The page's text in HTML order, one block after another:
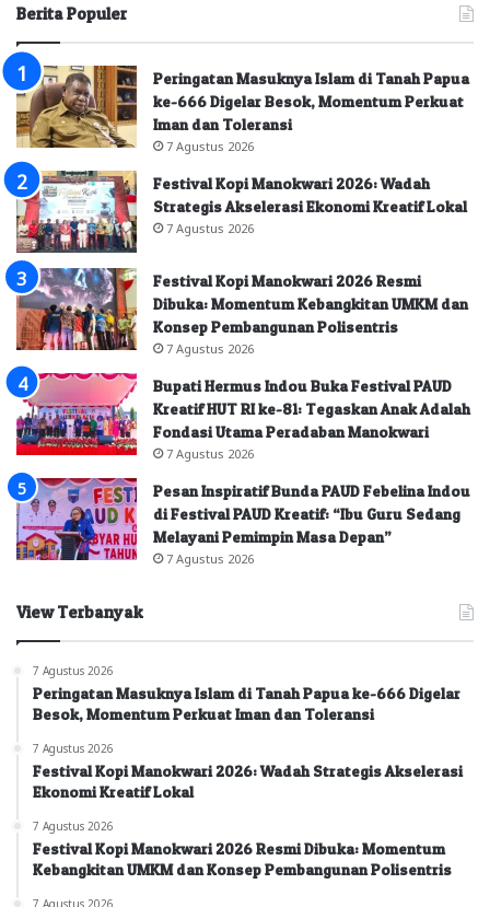
Berita Populer
Peringatan Masuknya Islam di Tanah Papua
ke-666 Digelar Besok, Momentum Perkuat
Iman dan Toleransi
7 Agustus 2026
Festival Kopi Manokwari 2026: Wadah
Strategis Akselerasi Ekonomi Kreatif Lokal
7 Agustus 2026
Festival Kopi Manokwari 2026 Resmi
Dibuka: Momentum Kebangkitan UMKM dan
Konsep Pembangunan Polisentris
7 Agustus 2026
Bupati Hermus Indou Buka Festival PAUD
Kreatif HUT RI ke-81: Tegaskan Anak Adalah
Fondasi Utama Peradaban Manokwari
7 Agustus 2026
Pesan Inspiratif Bunda PAUD Febelina Indou
di Festival PAUD Kreatif: “Ibu Guru Sedang
Melayani Pemimpin Masa Depan”
7 Agustus 2026
View Terbanyak
7 Agustus 2026
Peringatan Masuknya Islam di Tanah Papua ke-666 Digelar
Besok, Momentum Perkuat Iman dan Toleransi
7 Agustus 2026
Festival Kopi Manokwari 2026: Wadah Strategis Akselerasi
Ekonomi Kreatif Lokal
7 Agustus 2026
Festival Kopi Manokwari 2026 Resmi Dibuka: Momentum
Kebangkitan UMKM dan Konsep Pembangunan Polisentris
7 Agustus 2026